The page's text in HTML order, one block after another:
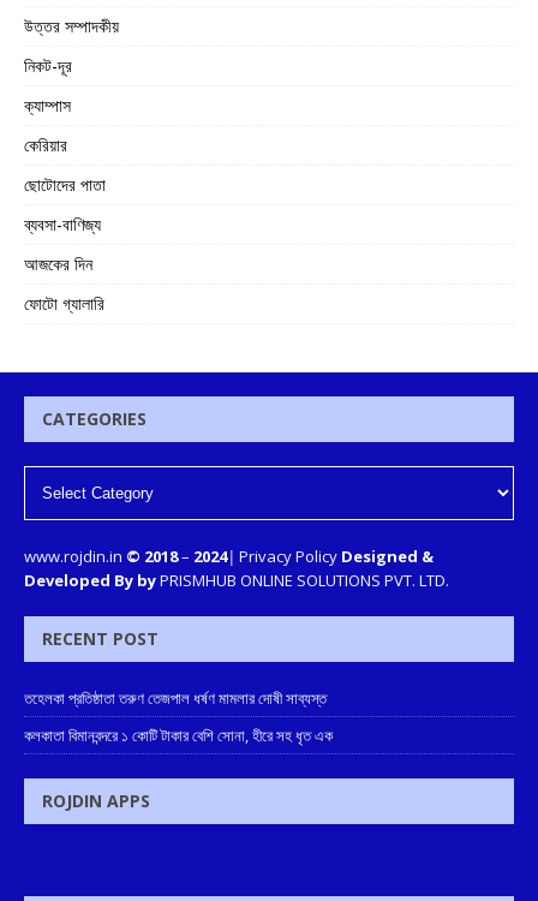
উত্তর সম্পাদকীয়
নিকট-দূর
ক্যাম্পাস
কেরিয়ার
ছোটোদের পাতা
ব্যবসা-বাণিজ্য
আজকের দিন
ফোটো গ্যালারি
CATEGORIES
www.rojdin.in © 2018– 2024| Privacy Policy Designed &
Developed By byPRISMHUB ONLINE SOLUTIONS PVT. LTD.
RECENT POST
তহেলকা প্রতিষ্ঠাতা তরুণ তেজপাল ধর্ষণ মামলার দোষী সাব্যস্ত
কলকাতা বিমানবন্দরে ১ কোটি টাকার বেশি সোনা, হীরে সহ ধৃত এক
ROJDIN APPS